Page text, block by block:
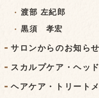
渡部 左紀郎
黒須 孝宏
サロンからのお知らせ
スカルプケア・ヘッ
ヘアケア・トリート